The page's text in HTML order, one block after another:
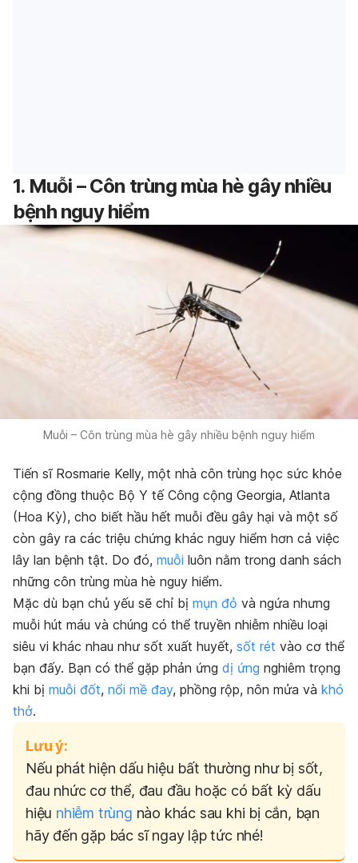
1. Muỗi – Côn trùng mùa hè gây nhiều
bệnh nguy hiểm
Muỗi – Côn trùng mùa hè gây nhiều bệnh nguy hiểm
Tiến sĩ Rosmarie Kelly, một nhà côn trùng học sức khỏe
cộng đồng thuộc Bộ Y tế Công cộng Georgia, Atlanta
(Hoa Kỳ), cho biết hầu hết muỗi đều gây hại và một số
còn gây ra các triệu chứng khác nguy hiểm hơn cả việc
lây lan bệnh tật. Do đó, muỗi luôn nằm trong danh sách
những côn trùng mùa hè nguy hiểm.
Mặc dù bạn chủ yếu sẽ chỉ bị mụn đỏ và ngứa nhưng
muỗi hút máu và chúng có thể truyền nhiễm nhiều loại
siêu vi khác nhau như sốt xuất huyết, sốt rét vào cơ thể
bạn đấy. Bạn có thể gặp phản ứng dị ứng nghiêm trọng
khi bị muỗi đốt, nổi mề đay, phồng rộp, nôn mửa và khó
thở.
Lưu ý:
Nếu phát hiện dấu hiệu bất thường như bị sốt,
đau nhức cơ thể, đau đầu hoặc có bất kỳ dấu
hiệu nhiễm trùng nào khác sau khi bị cắn, bạn
hãy đến gặp bác sĩ ngay lập tức nhé!